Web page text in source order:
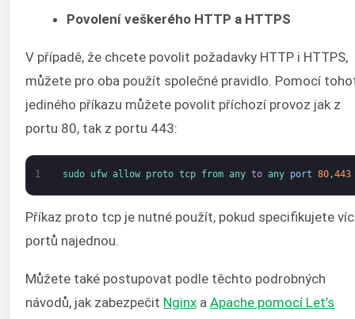
Povolení veškerého HTTP a HTTPS
V případě, že chcete povolit požadavky HTTP i HTTPS,
můžete pro oba použít společné pravidlo. Pomocí
jediného příkazu můžete povolit příchozí provoz jak z
portu 80, tak z portu 443:
1 sudo ufw allow proto tcp from any to any port 80,443
Příkaz proto tcp je nutné použít, pokud specifikujete
portů najednou.
Můžete také postupovat podle těchto podrobných
návodů, jak zabezpečit Nginx a Apache pomocí Let’s